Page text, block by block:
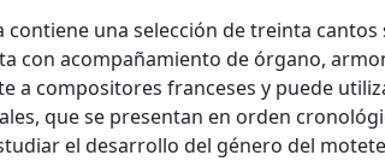
contiene una selección de treinta
con acompañamiento de órgano,
a compositores franceses y puede
que se presentan en orden
el desarrollo del género del